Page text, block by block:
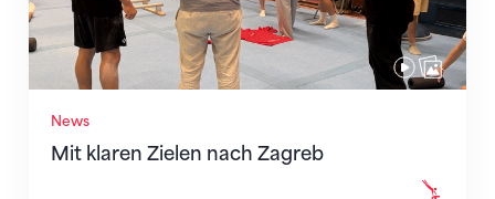
News
Mit klaren Zielen nach Zagreb